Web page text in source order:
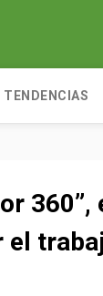
TENDENCIAS
360”,